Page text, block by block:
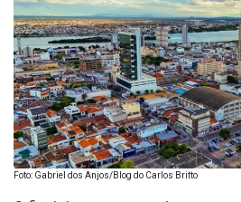
Foto: Gabriel dos Anjos/Blog do Carlos Britto